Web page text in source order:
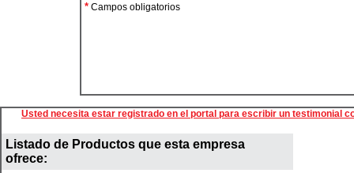
*Campos obligatorios
Usted necesita estar registrado en el portal para escribir un testimonial
Listado de Productos que esta empresa
ofrece: